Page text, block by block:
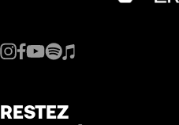
RESTEZ